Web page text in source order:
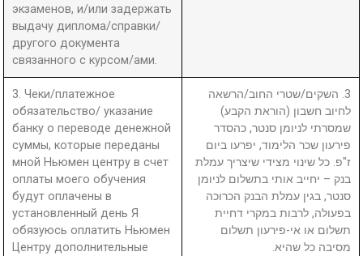
экзаменов, и/или задержать
выдачу диплома/справки/
другого документа
связанного с курсом/ами.
3. Чеки/платежное
обязательство/ указание
банку о переводе денежной
суммы, которые переданы
мной Ньюмен центру в счет
оплаты моего обучения
будут оплачены в
установленный день Я
обязуюсь оплатить Ньюмен
Центру дополнительные
3. השקים/שטרי החוב/הרשאה
לחיוב חשבון (הוראת הקבע)
שמסרתי לניומן סנטר, כהסדר
פירעון שכר הלימוד, יפרעו ביום
ז"פ. כל שינוי מצידי שיצריך עמלת
בנק – יחייב אותי בתשלום לניומן
סנטר, בגין עמלת הבנק הכרוכה
בפעולה, לרבות במקרי דחיית
תשלום או אי-פירעון תשלום
מסיבה כל שהיא.